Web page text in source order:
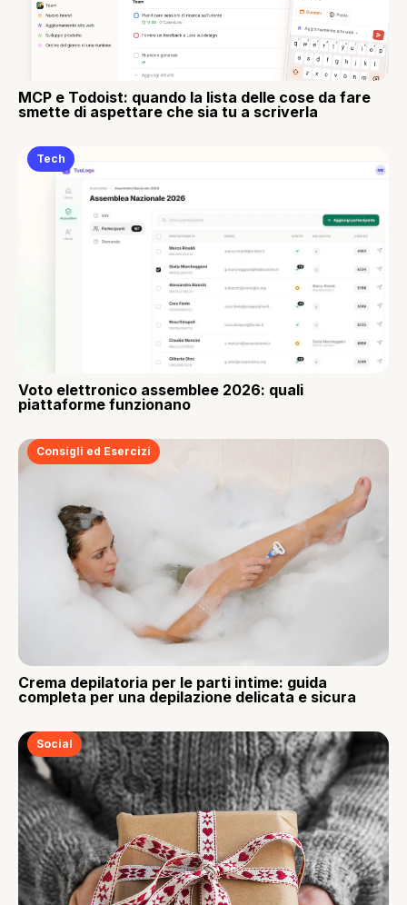
MCP e Todoist: quando la lista delle cose da fare
smette di aspettare che sia tu a scriverla
Tech
Voto elettronico assemblee 2026: quali
piattaforme funzionano
Consigli ed Esercizi
Crema depilatoria per le parti intime: guida
completa per una depilazione delicata e sicura
Social